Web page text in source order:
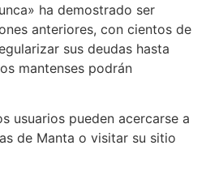
ha demostrado ser
anteriores, con cientos de
sus deudas hasta
mantenses podrán
usuarios pueden acercarse a
de Manta o visitar su sitio